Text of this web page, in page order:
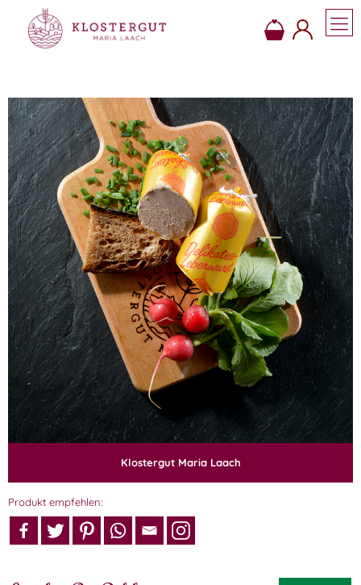
Klostergut Maria Laach
Produkt empfehlen: